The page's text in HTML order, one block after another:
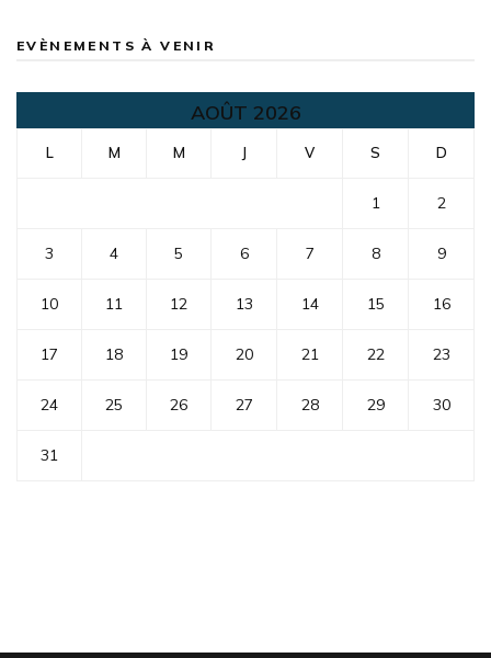
EVÈNEMENTS À VENIR
AOÛT 2026
L M M J V S D
1 2
3 4 5 6 7 8 9
10 11 12 13 14 15 16
17 18 19 20 21 22 23
24 25 26 27 28 29 30
31